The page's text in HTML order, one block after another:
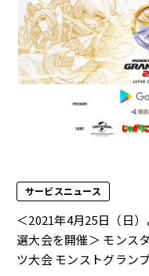
サービスニュース
＜2021年4月25日（日
選大会を開催＞ モンス
ツ大会 モンストグラン